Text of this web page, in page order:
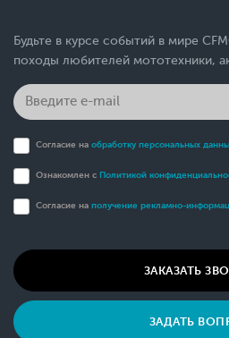
Будьте в курсе событий в мире
походы любителей мототехники,
Согласие на обработку персональных
Ознакомлен с Политикой
Согласие на получение рекламно-
ЗАКАЗАТЬ
ЗАДАТЬ